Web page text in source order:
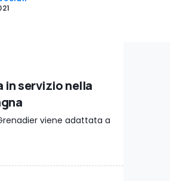
in servizio nella
viene adattata a